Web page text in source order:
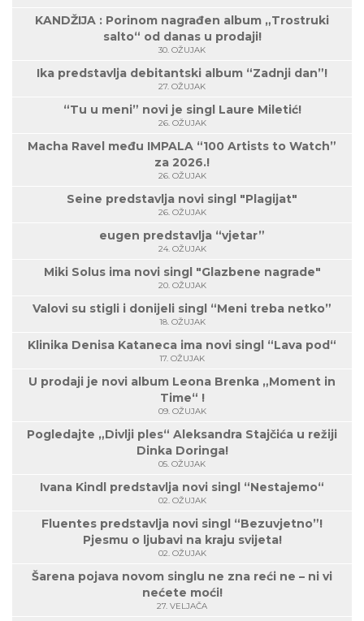
KANDŽIJA : Porinom nagrađen album „Trostruki
salto“ od danas u prodaji!
30. OŽUJAK
Ika predstavlja debitantski album “Zadnji dan”!
27. OŽUJAK
“Tu u meni” novi je singl Laure Miletić!
26. OŽUJAK
Macha Ravel među IMPALA “100 Artists to Watch”
za 2026.!
26. OŽUJAK
Seine predstavlja novi singl "Plagijat"
26. OŽUJAK
eugen predstavlja “vjetar”
24. OŽUJAK
Miki Solus ima novi singl "Glazbene nagrade"
20. OŽUJAK
Valovi su stigli i donijeli singl “Meni treba netko”
18. OŽUJAK
Klinika Denisa Kataneca ima novi singl “Lava pod“
17. OŽUJAK
U prodaji je novi album Leona Brenka „Moment in
Time“ !
09. OŽUJAK
Pogledajte „Divlji ples“ Aleksandra Stajčića u režiji
Dinka Doringa!
05. OŽUJAK
Ivana Kindl predstavlja novi singl “Nestajemo“
02. OŽUJAK
Fluentes predstavlja novi singl “Bezuvjetno”!
Pjesmu o ljubavi na kraju svijeta!
02. OŽUJAK
Šarena pojava novom singlu ne zna reći ne – ni vi
nećete moći!
27. VELJAČA